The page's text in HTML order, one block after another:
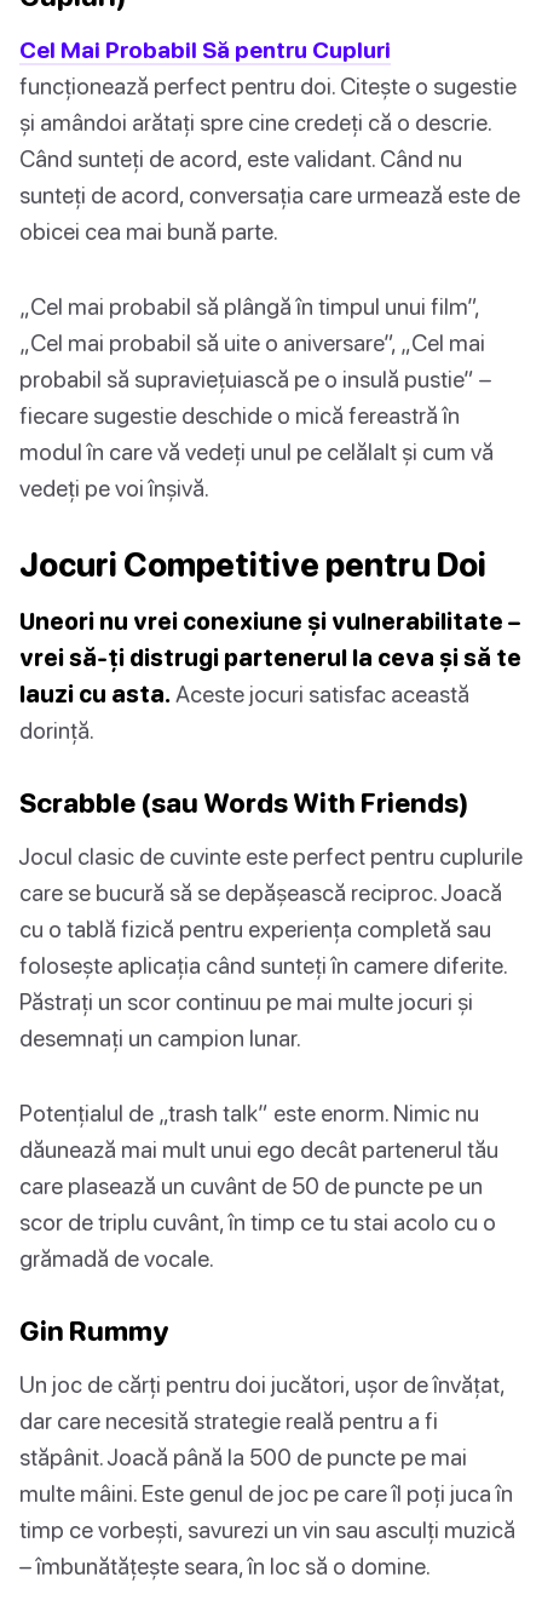
Cel Mai Probabil Să pentru Cupluri
funcționează perfect pentru doi. Citește o sugestie
și amândoi arătați spre cine credeți că o descrie.
Când sunteți de acord, este validant. Când nu
sunteți de acord, conversația care urmează este de
obicei cea mai bună parte.
„Cel mai probabil să plângă în timpul unui film”,
„Cel mai probabil să uite o aniversare”, „Cel mai
probabil să supraviețuiască pe o insulă pustie” –
fiecare sugestie deschide o mică fereastră în
modul în care vă vedeți unul pe celălalt și cum vă
vedeți pe voi înșivă.
Jocuri Competitive pentru Doi
Uneori nu vrei conexiune și vulnerabilitate –
vrei să-ți distrugi partenerul la ceva și să te
lauzi cu asta. Aceste jocuri satisfac această
dorință.
Scrabble (sau Words With Friends)
Jocul clasic de cuvinte este perfect pentru cuplurile
care se bucură să se depășească reciproc. Joacă
cu o tablă fizică pentru experiența completă sau
folosește aplicația când sunteți în camere diferite.
Păstrați un scor continuu pe mai multe jocuri și
desemnați un campion lunar.
Potențialul de „trash talk” este enorm. Nimic nu
dăunează mai mult unui ego decât partenerul tău
care plasează un cuvânt de 50 de puncte pe un
scor de triplu cuvânt, în timp ce tu stai acolo cu o
grămadă de vocale.
Gin Rummy
Un joc de cărți pentru doi jucători, ușor de învățat,
dar care necesită strategie reală pentru a fi
stăpânit. Joacă până la 500 de puncte pe mai
multe mâini. Este genul de joc pe care îl poți juca în
timp ce vorbești, savurezi un vin sau asculți muzică
– îmbunătățește seara, în loc să o domine.